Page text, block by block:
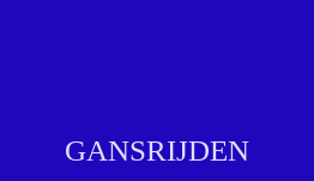
GANSRIJDEN